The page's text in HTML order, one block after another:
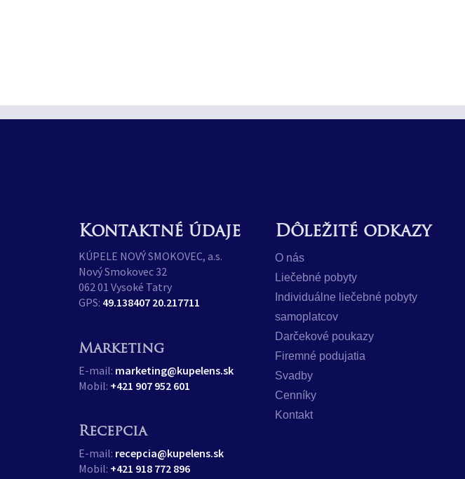
Kontaktné údaje
KÚPELE NOVÝ SMOKOVEC, a.s.
Nový Smokovec 32
062 01 Vysoké Tatry
GPS: 49.138407 20.217711
Marketing
E-mail: marketing@kupelens.sk
Mobil: +421 907 952 601
Recepcia
E-mail: recepcia@kupelens.sk
Mobil: +421 918 772 896
Dôležité odkazy
O nás
Liečebné pobyty
Individuálne liečebné pobyty
samoplatcov
Darčekové poukazy
Firemné podujatia
Svadby
Cenníky
Kontakt